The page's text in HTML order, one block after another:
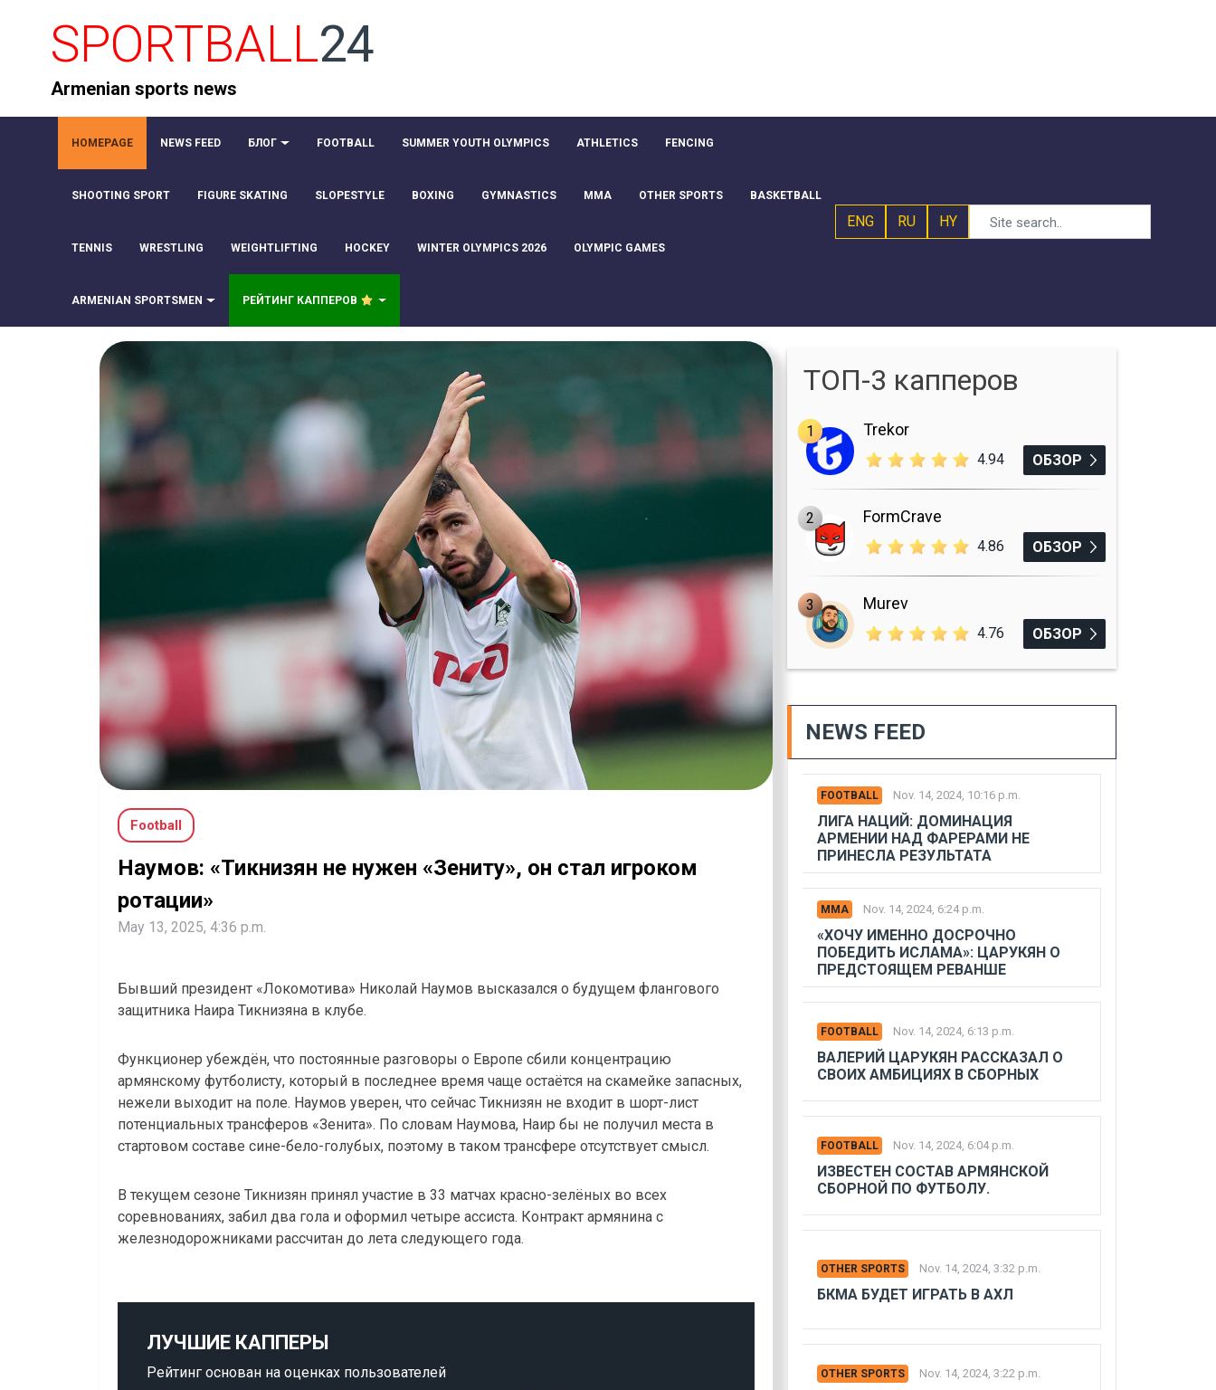
SPORTBALL24
Armenian sports news
HOMEPAGE NEWS FEED БЛОГ FOOTBALL SUMMER YOUTH OLYMPICS ATHLETICS FENCING
SHOOTING SPORT FIGURE SKATING SLOPESTYLE BOXING GYMNASTICS MMA OTHER SPORTS BASKETBALL
TENNIS WRESTLING WEIGHTLIFTING HOCKEY WINTER OLYMPICS 2026 OLYMPIC GAMES
ARMENIAN SPORTSMEN РЕЙТИНГ КАППЕРОВ
ENG RU HY
Football
Наумов: «Тикнизян не нужен «Зениту», он стал игроком
ротации»
May 13, 2025, 4:36 p.m.
Бывший президент «Локомотива» Николай Наумов высказался о будущем флангового
защитника Наира Тикнизяна в клубе.
Функционер убеждён, что постоянные разговоры о Европе сбили концентрацию
армянскому футболисту, который в последнее время чаще остаётся на скамейке запасных,
нежели выходит на поле. Наумов уверен, что сейчас Тикнизян не входит в шорт-лист
потенциальных трансферов «Зенита». По словам Наумова, Наир бы не получил места в
стартовом составе сине-бело-голубых, поэтому в таком трансфере отсутствует смысл.
В текущем сезоне Тикнизян принял участие в 33 матчах красно-зелёных во всех
соревнованиях, забил два гола и оформил четыре ассиста. Контракт армянина с
железнодорожниками рассчитан до лета следующего года.
ЛУЧШИЕ КАППЕРЫ
Рейтинг основан на оценках пользователей
ТОП-3 капперов
1 Trekor
4.94 ОБЗОР
2 FormCrave
4.86 ОБЗОР
3 Murev
4.76 ОБЗОР
NEWS FEED
FOOTBALL Nov. 14, 2024, 10:16 p.m.
ЛИГА НАЦИЙ: ДОМИНАЦИЯ
АРМЕНИИ НАД ФАРЕРАМИ НЕ
ПРИНЕСЛА РЕЗУЛЬТАТА
MMA Nov. 14, 2024, 6:24 p.m.
«ХОЧУ ИМЕННО ДОСРОЧНО
ПОБЕДИТЬ ИСЛАМА»: ЦАРУКЯН О
ПРЕДСТОЯЩЕМ РЕВАНШЕ
FOOTBALL Nov. 14, 2024, 6:13 p.m.
ВАЛЕРИЙ ЦАРУКЯН РАССКАЗАЛ О
СВОИХ АМБИЦИЯХ В СБОРНЫХ
FOOTBALL Nov. 14, 2024, 6:04 p.m.
ИЗВЕСТЕН СОСТАВ АРМЯНСКОЙ
СБОРНОЙ ПО ФУТБОЛУ.
OTHER SPORTS Nov. 14, 2024, 3:32 p.m.
БКМА БУДЕТ ИГРАТЬ В АХЛ
OTHER SPORTS Nov. 14, 2024, 3:22 p.m.